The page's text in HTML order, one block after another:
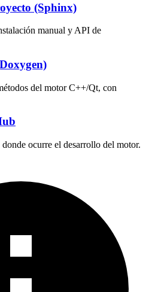
(Sphinx)
manual y API de
del motor C++/Qt, con
donde ocurre el desarrollo del motor.